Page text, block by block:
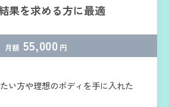
果を求める方に最適
月額 55,000 円
い方や理想のボディを手に入れた